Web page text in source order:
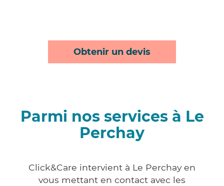
Obtenir un devis
Parmi nos services à Le
Perchay
Click&Care intervient à Le Perchay en
vous mettant en contact avec les